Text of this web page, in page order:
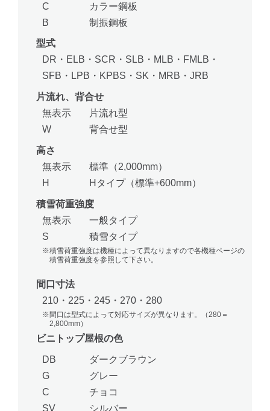
C
カラー鋼板
B
制振鋼板
型式
DR・ELB・SCR・SLB・MLB・FMLB・
SFB・LPB・KPBS・SK・MRB・JRB
片流れ、背合せ
無表示
片流れ型
W
背合せ型
高さ
無表示
標準（2,000mm）
H
Hタイプ（標準+600mm）
積雪荷重強度
無表示
一般タイプ
S
積雪タイプ
※積雪荷重強度は機種によって異なりますので各機種ページの
積雪荷重強度を参照して下さい。
間口寸法
210・225・245・270・280
※間口は型式によって対応サイズが異なります。（280＝
2,800mm）
ビニトップ屋根の色
DB
ダークブラウン
G
グレー
C
チョコ
SV
シルバー